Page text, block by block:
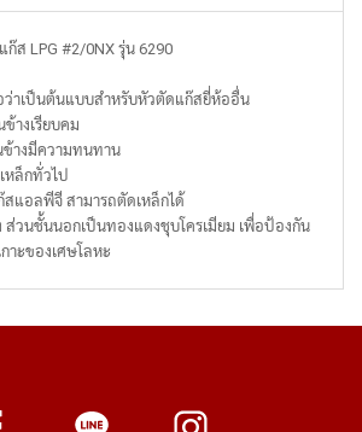
ส LPG #2/0NX รุ่น 6290
าเป็นต้นแบบสำหรับหัวตัดแก๊สยี่ห้ออื่น
างเรียบคม
างมีความทนทาน
หล็กทั่วไป
แอลพีจี สามารถตัดเหล็กได้
ส่วนชั้นนอกเป็นทองแดงชุบโครเมียม เพื่อป้องกัน
าะของเศษโลหะ